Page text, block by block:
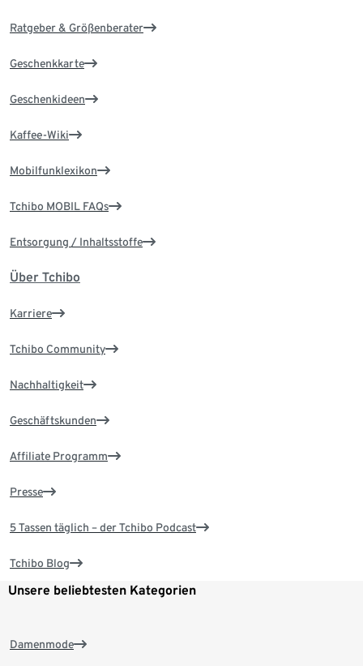
Ratgeber & Größenberater
Geschenkkarte
Geschenkideen
Kaffee-Wiki
Mobilfunklexikon
Tchibo MOBIL FAQs
Entsorgung / Inhaltsstoffe
Über Tchibo
Karriere
Tchibo Community
Nachhaltigkeit
Geschäftskunden
Affiliate Programm
Presse
5 Tassen täglich – der Tchibo Podcast
Tchibo Blog
Unsere beliebtesten Kategorien
Damenmode